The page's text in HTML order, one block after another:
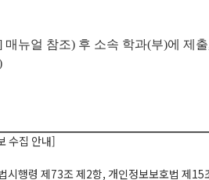
뉴얼 참조) 후 소속 학과(부)에 제
수집 안내]
행령 제73조 제2항, 개인정보보호법 제15